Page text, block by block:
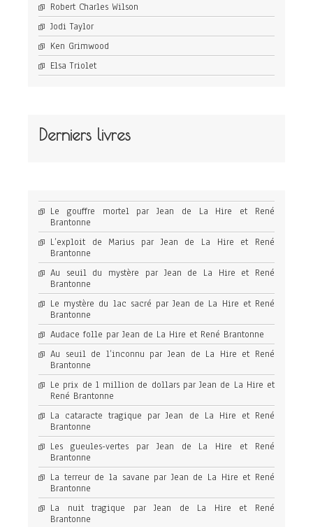
Robert Charles Wilson
Jodi Taylor
Ken Grimwood
Elsa Triolet
Derniers livres
Le gouffre mortel par Jean de La Hire et René
Brantonne
L’exploit de Marius par Jean de La Hire et René
Brantonne
Au seuil du mystère par Jean de La Hire et René
Brantonne
Le mystère du lac sacré par Jean de La Hire et René
Brantonne
Audace folle par Jean de La Hire et René Brantonne
Au seuil de l’inconnu par Jean de La Hire et René
Brantonne
Le prix de 1 million de dollars par Jean de La Hire et
René Brantonne
La cataracte tragique par Jean de La Hire et René
Brantonne
Les gueules-vertes par Jean de La Hire et René
Brantonne
La terreur de la savane par Jean de La Hire et René
Brantonne
La nuit tragique par Jean de La Hire et René
Brantonne